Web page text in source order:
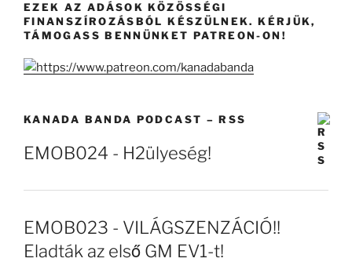
EZEK AZ ADÁSOK KÖZÖSSÉGI
FINANSZÍROZÁSBÓL KÉSZÜLNEK. KÉRJÜK,
TÁMOGASS BENNÜNKET PATREON-ON!
KANADA BANDA PODCAST – RSS
EMOB024 - H2ülyeség!
EMOB023 - VILÁGSZENZÁCIÓ!!
Eladták az első GM EV1-t!